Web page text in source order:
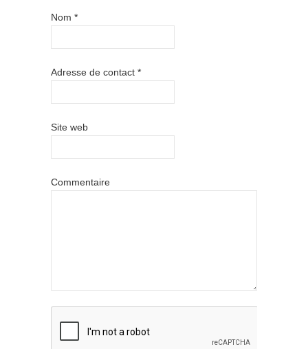
Nom *
Adresse de contact *
Site web
Commentaire